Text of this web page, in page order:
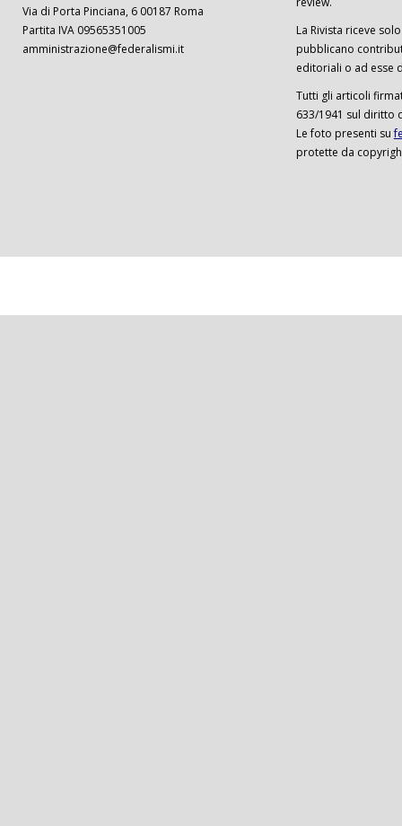
Via di Porta Pinciana, 6 00187 Roma
Partita IVA 09565351005
amministrazione@federalismi.it
La Rivista riceve
pubblicano
editoriali o ad esse
Tutti gli articoli
633/1941 sul diritto
Le foto presenti su
protette da